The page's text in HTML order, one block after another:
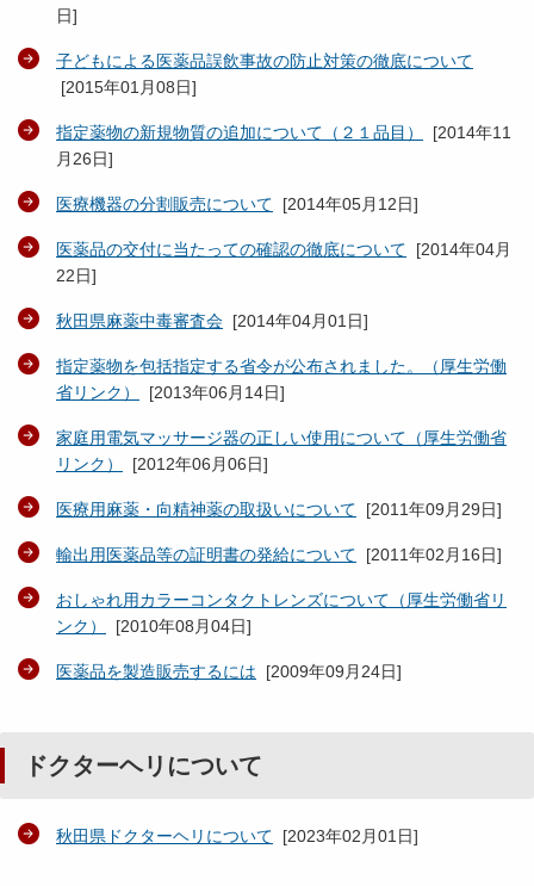
日]
子どもによる医薬品誤飲事故の防止対策の徹底について
[2015年01月08日]
指定薬物の新規物質の追加について（２１品目） [2014年11
月26日]
医療機器の分割販売について [2014年05月12日]
医薬品の交付に当たっての確認の徹底について [2014年04月
22日]
秋田県麻薬中毒審査会 [2014年04月01日]
指定薬物を包括指定する省令が公布されました。（厚生労働
省リンク）
[2013年06月14日]
家庭用電気マッサージ器の正しい使用について（厚生労働省
リンク）
[2012年06月06日]
医療用麻薬・向精神薬の取扱いについて [2011年09月29日]
輸出用医薬品等の証明書の発給について [2011年02月16日]
おしゃれ用カラーコンタクトレンズについて（厚生労働省リ
ンク）
[2010年08月04日]
医薬品を製造販売するには [2009年09月24日]
ドクターヘリについて
秋田県ドクターヘリについて [2023年02月01日]